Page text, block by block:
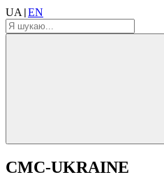
UA EN
CMC-UKRAINE